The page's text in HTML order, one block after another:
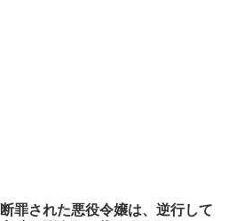
断罪された悪役令嬢は、逆行して